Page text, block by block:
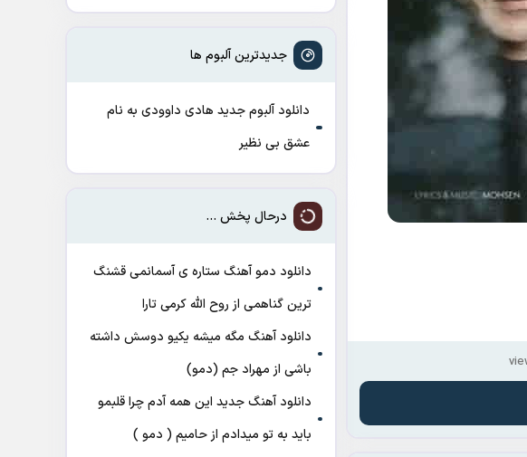
جدیدترین آلبوم ها
دانلود آلبوم جدید هادی داوودی به نام
عشق بی نظیر
درحال پخش ...
دانلود دمو آهنگ ﺳﺘﺎره ی آﺳﻤﺎﻧﻤﻰ ﻗﺸﻨﮓ
ﺗﺮﻳﻦ ﮔﻨﺎﻫﻤﻰ از روح الله کرمی تارا
دانلود آهنگ مگه میشه یکیو دوسش داشته
باشی از مهراد جم (دمو)
دانلود آهنگ جدید این همه آدم چرا قلبمو
باید به تو میدادم از حامیم ( دمو )